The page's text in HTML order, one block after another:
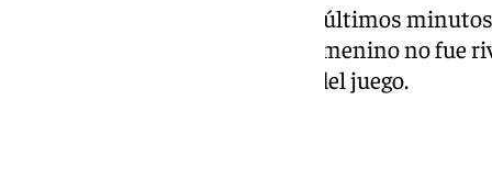
El gol final de Zubieta, ya en los últimos
confirmando que el Granada Femenino no fue
superior en todos los aspectos del juego.